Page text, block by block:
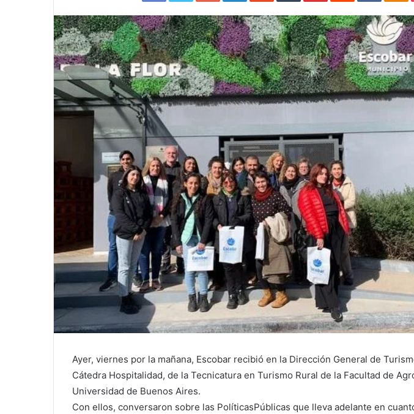
Ayer, viernes por la mañana, Escobar recibió en la Dirección General de
Cátedra Hospitalidad, de la Tecnicatura en Turismo Rural de la Facultad de
Universidad de Buenos Aires.
Con ellos, conversaron sobre las PolíticasPúblicas que lleva adelante en